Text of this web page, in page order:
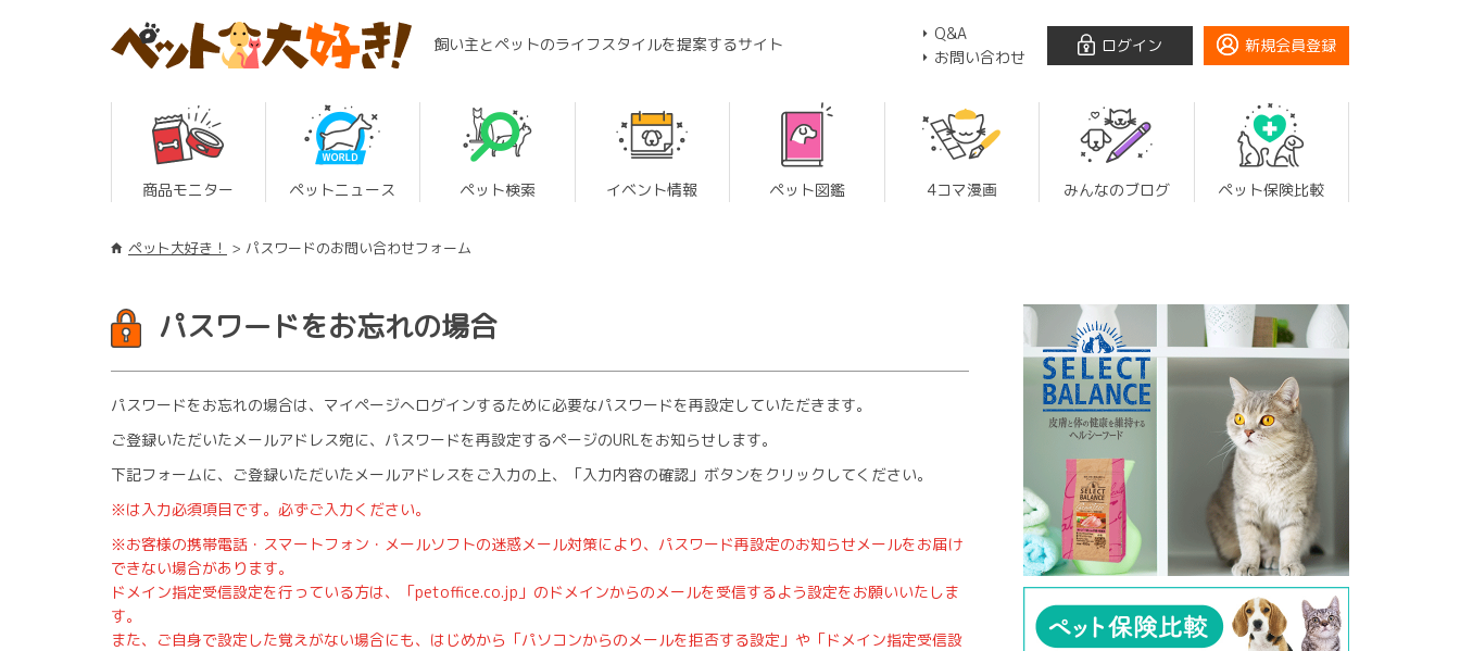
飼い主とペットのライフスタイルを提案するサイト
Q&A
お問い合わせ
ログイン 新規会員登録
商品モニター ペットニュース ペット検索 イベント情報 ペット図鑑 4コマ漫画 みんなのブログ ペット保険比較
ペット大好き！ パスワードのお問い合わせフォーム
パスワードをお忘れの場合
パスワードをお忘れの場合は、マイページへログインするために必要なパスワードを再設定していただきます。
ご登録いただいたメールアドレス宛に、パスワードを再設定するページのURLをお知らせします。
下記フォームに、ご登録いただいたメールアドレスをご入力の上、「入力内容の確認」ボタンをクリックしてください。
※は入力必須項目です。必ずご入力ください。
※お客様の携帯電話・スマートフォン・メールソフトの迷惑メール対策により、パスワード再設定のお知らせメールをお届け
できない場合があります。
ドメイン指定受信設定を行っている方は、「petoffice.co.jp」のドメインからのメールを受信するよう設定をお願いいたしま
す。
また、ご自身で設定した覚えがない場合にも、はじめから「パソコンからのメールを拒否する設定」や「ドメイン指定受信設